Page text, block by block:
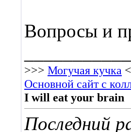
Вопросы и
>>> Могучая кучка
Основной сайт с
I will eat your brain
Последний